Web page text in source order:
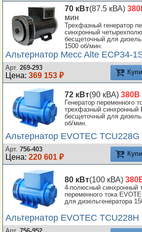
70 кВт(87.5 кВА)
мин
Трехфазный генератор
синхронный
бесщеточный для
1500 об/мин.
Альтернатор Mecc Alte ECP34-
Арт. 269-293
Цена: 369 153 ₽
72 кВт(90 кВА) 380В
Генератор переменного
трехфазный синхронный
бесщеточный для
об/мин.
Альтернатор EVOTEC TCU228G
Арт. 756-403
Цена: 220 601 ₽
80 кВт(100 кВА)
4-полюсный синхронный
переменного тока
для дизельгенератора
Альтернатор EVOTEC TCU228H